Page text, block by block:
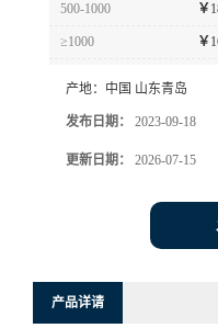
500-1000 ￥
≥1000 ￥
产地： 中国 山东青岛
发布日期： 2023-09-18
更新日期： 2026-07-15
产品详请